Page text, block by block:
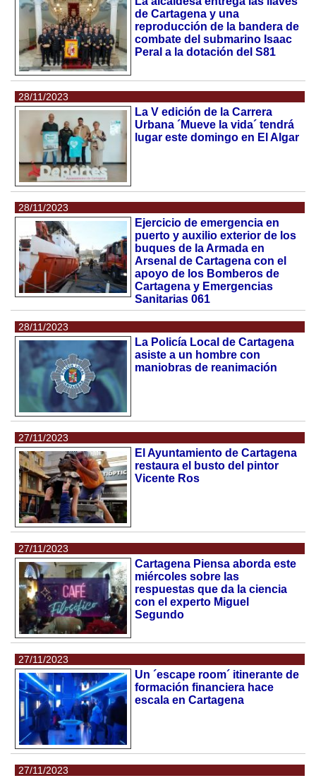
de Cartagena y una
reproducción de la bandera de
combate del submarino Isaac
Peral a la dotación del S81
28/11/2023
La V edición de la Carrera
Urbana ´Mueve la vida´ tendrá
lugar este domingo en El Algar
28/11/2023
Ejercicio de emergencia en
puerto y auxilio exterior de los
buques de la Armada en
Arsenal de Cartagena con el
apoyo de los Bomberos de
Cartagena y Emergencias
Sanitarias 061
28/11/2023
La Policía Local de Cartagena
asiste a un hombre con
maniobras de reanimación
27/11/2023
El Ayuntamiento de Cartagena
restaura el busto del pintor
Vicente Ros
27/11/2023
Cartagena Piensa aborda este
miércoles sobre las
respuestas que da la ciencia
con el experto Miguel
Segundo
27/11/2023
Un ´escape room´ itinerante de
formación financiera hace
escala en Cartagena
27/11/2023